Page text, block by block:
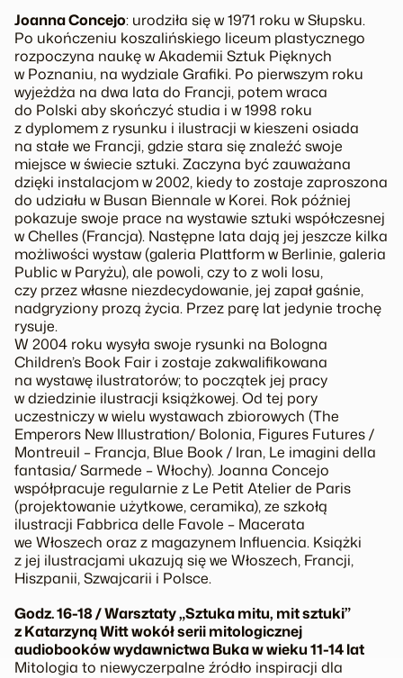
Joanna Concejo: urodziła się w 1971 roku w Słupsku.
Po ukończeniu koszalińskiego liceum plastycznego
rozpoczyna naukę w Akademii Sztuk Pięknych
w Poznaniu, na wydziale Grafiki. Po pierwszym roku
wyjeżdża na dwa lata do Francji, potem wraca
do Polski aby skończyć studia i w 1998 roku
z dyplomem z rysunku i ilustracji w kieszeni osiada
na stałe we Francji, gdzie stara się znaleźć swoje
miejsce w świecie sztuki. Zaczyna być zauważana
dzięki instalacjom w 2002, kiedy to zostaje zaproszona
do udziału w Busan Biennale w Korei. Rok później
pokazuje swoje prace na wystawie sztuki współczesnej
w Chelles (Francja). Następne lata dają jej jeszcze kilka
możliwości wystaw (galeria Plattform w Berlinie, galeria
Public w Paryżu), ale powoli, czy to z woli losu,
czy przez własne niezdecydowanie, jej zapał gaśnie,
nadgryziony prozą życia. Przez parę lat jedynie trochę
rysuje.
W 2004 roku wysyła swoje rysunki na Bologna
Children’s Book Fair i zostaje zakwalifikowana
na wystawę ilustratorów; to początek jej pracy
w dziedzinie ilustracji książkowej. Od tej pory
uczestniczy w wielu wystawach zbiorowych (The
Emperors New Illustration/ Bolonia, Figures Futures /
Montreuil – Francja, Blue Book / Iran, Le imagini della
fantasia/ Sarmede – Włochy). Joanna Concejo
współpracuje regularnie z Le Petit Atelier de Paris
(projektowanie użytkowe, ceramika), ze szkołą
ilustracji Fabbrica delle Favole – Macerata
we Włoszech oraz z magazynem Influencia. Książki
z jej ilustracjami ukazują się we Włoszech, Francji,
Hiszpanii, Szwajcarii i Polsce.
Godz. 16-18 / Warsztaty „Sztuka mitu, mit sztuki”
z Katarzyną Witt wokół serii mitologicznej
audiobooków wydawnictwa Buka w wieku 11-14 lat
Mitologia to niewyczerpalne źródło inspiracji dla